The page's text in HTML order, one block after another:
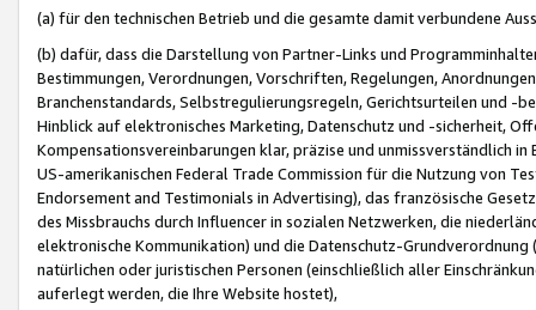
(a) für den technischen Betrieb und die gesamte damit verbundene
(b) dafür, dass die Darstellung von Partner-Links und
Bestimmungen, Verordnungen, Vorschriften, Regelungen,
Branchenstandards, Selbstregulierungsregeln, Gerichtsurteilen und -
Hinblick auf elektronisches Marketing, Datenschutz und -sicherheit,
Kompensationsvereinbarungen klar, präzise und unmissverständlich
US-amerikanischen Federal Trade Commission für die Nutzung von
Endorsement and Testimonials in Advertising), das französische
des Missbrauchs durch Influencer in sozialen Netzwerken, die
elektronische Kommunikation) und die Datenschutz-
natürlichen oder juristischen Personen (einschließlich aller
auferlegt werden, die Ihre Website hostet),